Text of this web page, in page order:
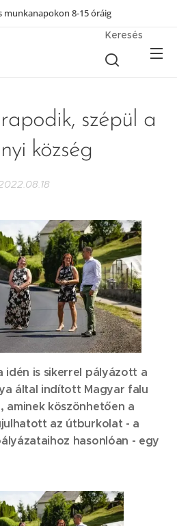
munkanapokon 8-15 óráig
Keresés
szépül a
község
idén is sikerrel pályázott a
által indított Magyar falu
aminek köszönhetően a
az útburkolat - a
hasonlóan - egy